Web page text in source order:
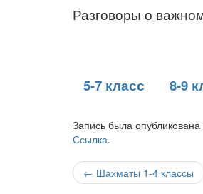
Разговоры о
5-7 класс 8-9
Запись была опубликована
Ссылка.
Навигация
← Шахматы 1-4 классы